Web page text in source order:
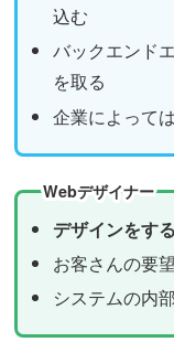
込む
バックエンド
を取る
企業によって
Webデザイナー
デザインをす
お客さんの要
システムの内